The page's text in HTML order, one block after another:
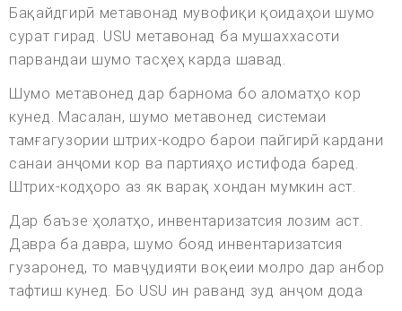
Бақайдгирӣ метавонад мувофиқи қоидаҳои шумо
сурат гирад. USU метавонад ба мушаххасоти
парвандаи шумо тасҳеҳ карда шавад.
Шумо метавонед дар барнома бо аломатҳо кор
кунед. Масалан, шумо метавонед системаи
тамғагузории штрих-кодро барои пайгирӣ кардани
санаи анҷоми кор ва партияҳо истифода баред.
Штрих-кодҳоро аз як варақ хондан мумкин аст.
Дар баъзе ҳолатҳо, инвентаризатсия лозим аст.
Давра ба давра, шумо бояд инвентаризатсия
гузаронед, то мавҷудияти воқеии молро дар анбор
тафтиш кунед. Бо USU ин раванд зуд анҷом дода